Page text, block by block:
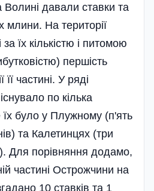
Волині давали ставки та
млини. На території
їх кількістю і питомою
першість
частині. У ряді
по кілька
їх було у Плужному (п'ять
та Калетинцях (три
Для порівняння додамо,
частині Острожчини на
10 ставків та 1